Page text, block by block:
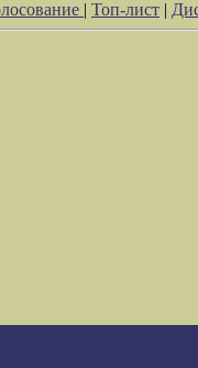
| Топ-лист |